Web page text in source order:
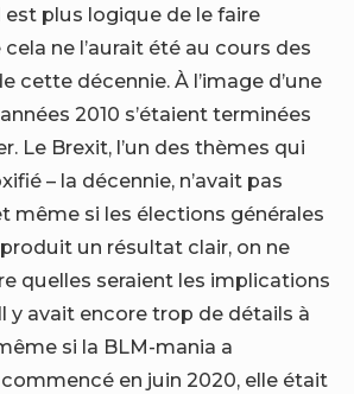
est plus logique de le faire
ne l’aurait été au cours des
cette décennie. À l’image d’une
2010 s’étaient terminées
Le Brexit, l’un des thèmes qui
– la décennie, n’avait pas
même si les élections générales
un résultat clair, on ne
quelles seraient les implications
y avait encore trop de détails à
si la BLM-mania a
en juin 2020, elle était